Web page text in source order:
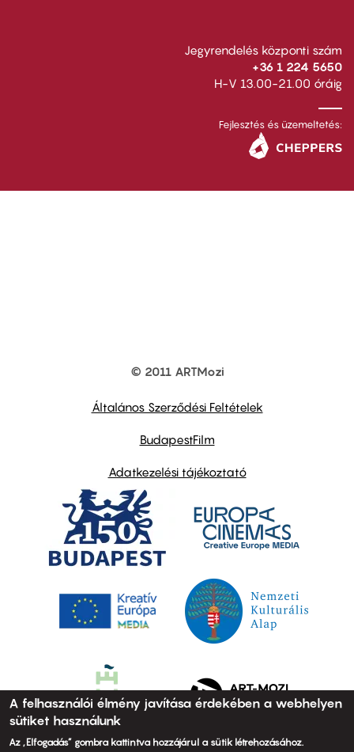
Jegyrendelés központi szám
+36 1 224 5650
H-V 13.00-21.00 óráig
Fejlesztés és üzemeltetés:
© 2011 ARTMozi
Általános Szerződési Feltételek
BudapestFilm
Adatkezelési tájékoztató
A felhasználói élmény javítása érdekében a webhelyen
sütiket használunk
Az „Elfogadás” gombra kattintva hozzájárul a sütik létrehozásához.